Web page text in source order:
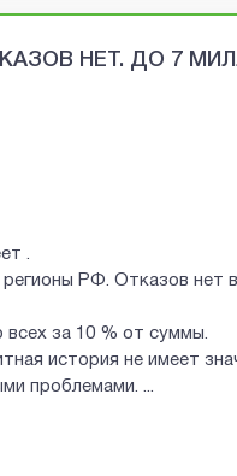
НЕТ. ДО 7
.
регионы РФ. Отказов нет
за 10 % от суммы.
история не имеет
проблемами. ...